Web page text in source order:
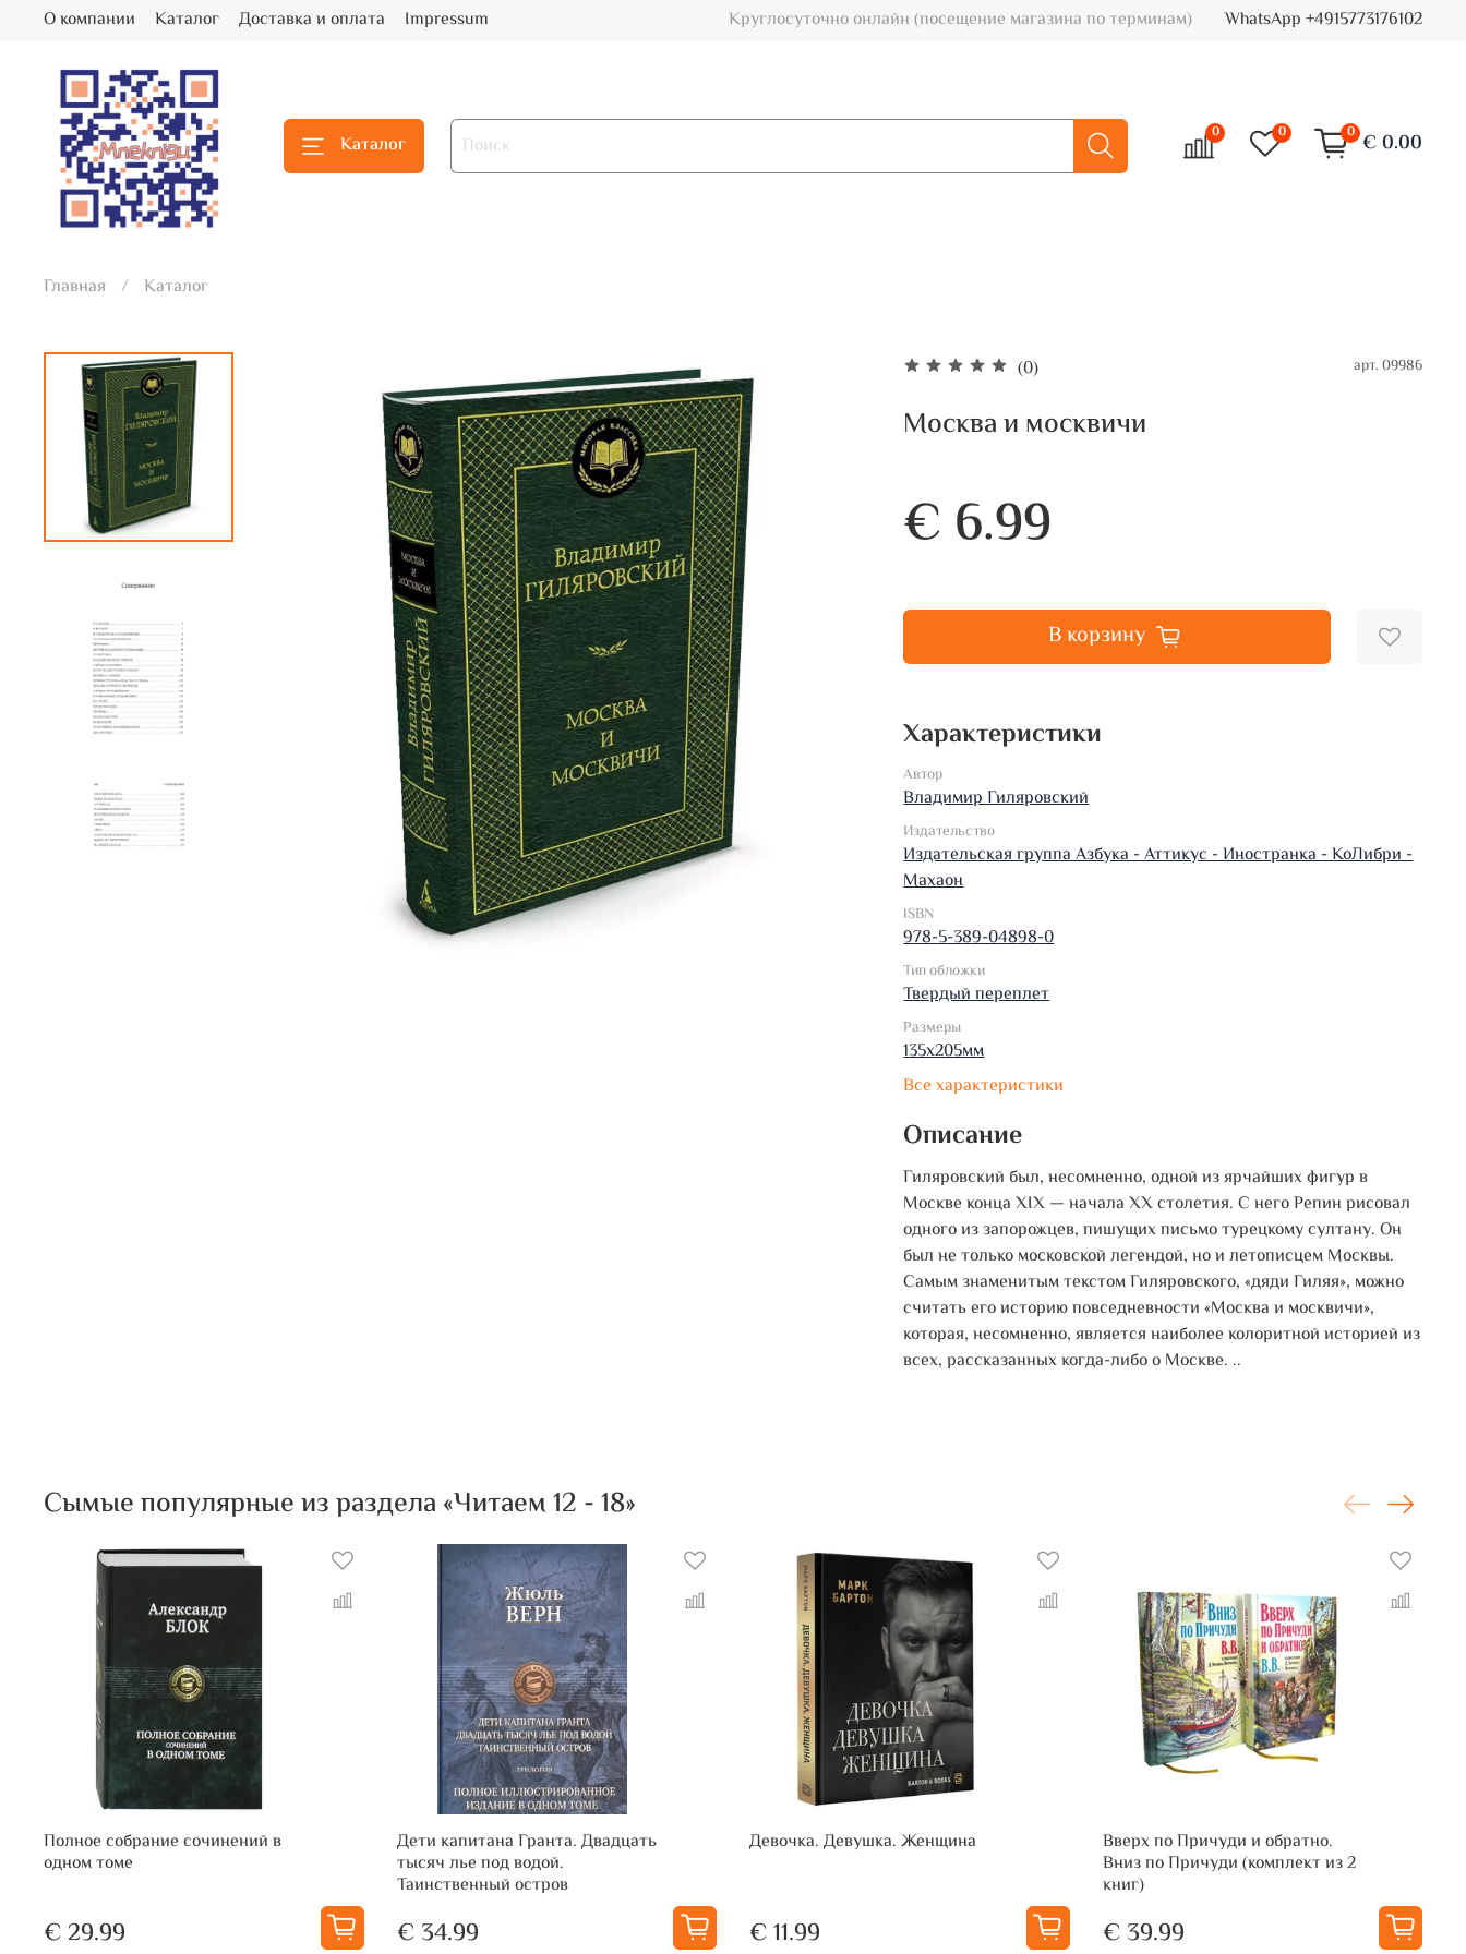
О компании Каталог Доставка и оплата Impressum Круглосуточно онлайн (посещение магазина по терминам) WhatsApp +4915773176102
Каталог 0 0 0 € 0.00
Главная Каталог
(0) арт.09986
Москва и москвичи
€ 6.99
В корзину
Характеристики
Автор
Владимир Гиляровский
Издательство
Издательская группа Азбука - Аттикус - Иностранка - КоЛибри -
Махаон
ISBN
978-5-389-04898-0
Тип обложки
Твердый переплет
Размеры
135х205мм
Все характеристики
Описание
Гиляровский был, несомненно, одной из ярчайших фигур в
Москве конца XIX — начала XX столетия. С него Репин рисовал
одного из запорожцев, пишущих письмо турецкому султану. Он
был не только московской легендой, но и летописцем Москвы.
Самым знаменитым текстом Гиляровского, «дяди Гиляя», можно
считать его историю повседневности «Москва и москвичи»,
которая, несомненно, является наиболее колоритной историей из
всех, рассказанных когда-либо о Москве. ..
Сымые популярные из раздела «Читаем 12 - 18»
Полное собрание сочинений в
одном томе
€ 29.99
Дети капитана Гранта. Двадцать
тысяч лье под водой.
Таинственный остров
€ 34.99
Девочка. Девушка. Женщина
€ 11.99
Вверх по Причуди и обратно.
Вниз по Причуди (комплект из 2
книг)
€ 39.99